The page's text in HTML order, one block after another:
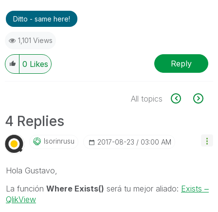
Ditto - same here!
1,101 Views
0 Likes Reply
All topics
4 Replies
Isorinrusu ‎2017-08-23 03:00 AM
Hola Gustavo,
La función Where Exists() será tu mejor aliado: Exists ‒
QlikView